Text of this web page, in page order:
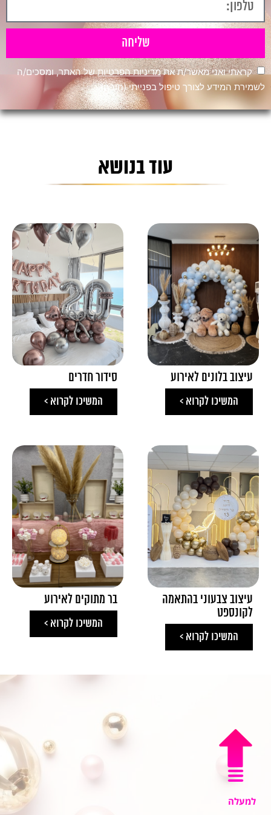
שליחה
קראתי ואני מאשר/ת אתמדיניות הפרטיותשל האתר, ומסכים/ה
לשמירת המידע לצורך טיפול בפנייתי (חובה)
עוד בנושא
עיצוב בלונים לאירוע
המשיכו לקרוא >
סידור חדרים
המשיכו לקרוא >
עיצוב צבעוני בהתאמה
לקונספט
המשיכו לקרוא >
בר מתוקים לאירוע
המשיכו לקרוא >
למעלה